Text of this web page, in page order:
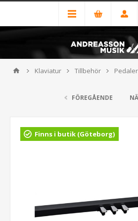
Klaviatur Tillbehör Pedaler
FÖREGÅENDE
Finns i butik (Göteborg)